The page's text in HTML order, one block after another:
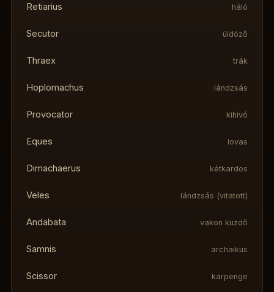
Retiarius háló
Secutor üldöző
Thraex trák
Hoplomachus lándzsás
Provocator kihívó
Eques lovas
Dimachaerus kétkardos
Veles lándzsás (vitatott)
Andabata vakon küzdő
Samnis archaikus
Scissor karpenge